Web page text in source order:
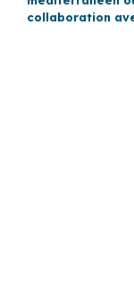
collaboration